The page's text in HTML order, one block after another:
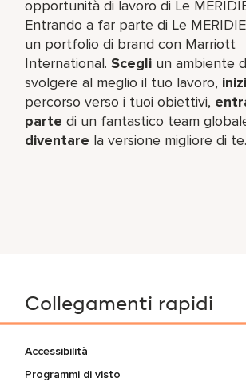
opportunità di lavoro di Le
Entrando a far parte di Le
un portfolio di brand con Marriott
International.Scegli un ambiente
svolgere al meglio il tuo lavoro,​
percorso verso i tuoi obiettivi,
parte di un fantastico team​
diventare la versione migliore di te.
Collegamenti rapidi
Accessibilità
Programmi di visto